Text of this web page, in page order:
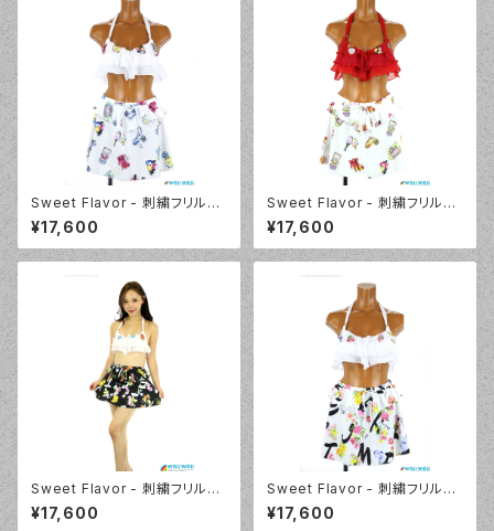
Sweet Flavor - 刺繍フリルプ
リントスカート付 3点セット（33
7020 - 80:ブルー）
¥17,600
Sweet Flavor - 刺繍フリルプ
リントスカート付 3点セット（33
7020 - 40:レッド）
¥17,600
Sweet Flavor - 刺繍フリルプ
リントスカート付 3点セット（33
7020 - 12:ブラック）
¥17,600
Sweet Flavor - 刺繍フリルプ
リントスカート付 3点セット（33
7020 - 09:ホワイト）
¥17,600